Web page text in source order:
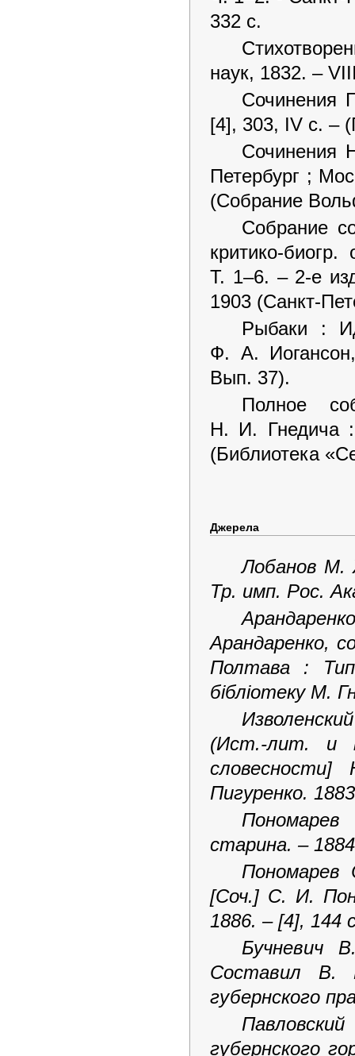
332 с.
наук, 1832. –
Сочинения
[4], 303, IV с. –
Сочинения
Петербург ;
(Собрание
Собрание
критико-
Т. 1–6. – 2-е
1903 (Санкт-
Рыбаки :
Ф. А.
Вып. 37).
Полное
Н. И. Гнедича
(Библиотека
Джерела
Лобанов М.
Тр. имп. Рос.
Арандаренко,
Полтава :
бібліотеку М.
(Ист.-лит. и
Пигуренко.
старина. –
[Соч.] С. И.
1886. – [4], 144
Бучневич
Составил В.
губернского
губернского